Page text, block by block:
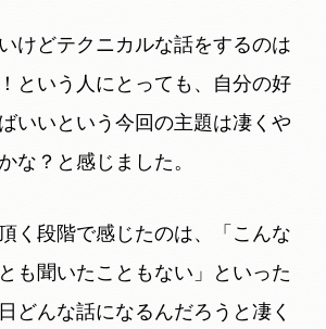
けどテクニカルな話をするのは
という人にとっても、自分の好
いいという今回の主題は凄くや
な？と感じました。
く段階で感じたのは、「こんな
も聞いたこともない」といった
どんな話になるんだろうと凄く